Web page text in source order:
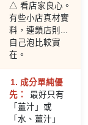
△ 看店家良心。
有些小店真材實
料，連鎖店則...
自己泡比較實
在。
1. 成分單純優
先：
最好只有
「薑汁」或
「水、薑汁」